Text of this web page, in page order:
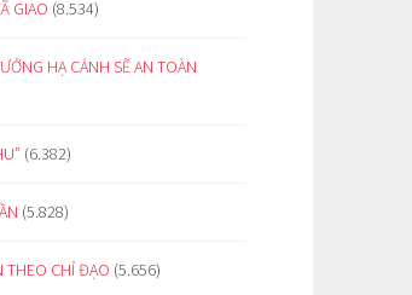
GIAO (8.534)
HẠ CÁNH SẼ AN TOÀN
(6.382)
(5.828)
THEO CHỈ ĐẠO (5.656)